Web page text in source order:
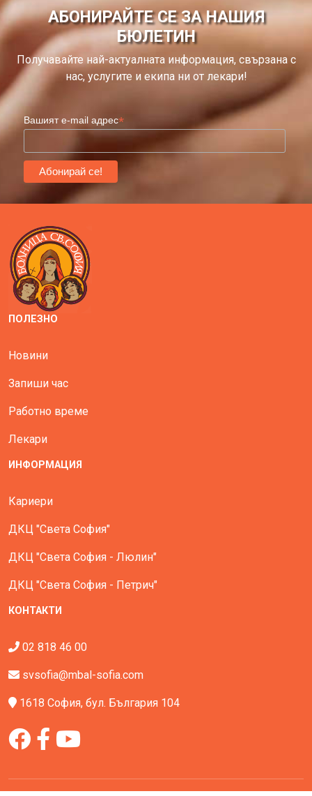
АБОНИРАЙТЕ СЕ ЗА НАШИЯ
БЮЛЕТИН
Получавайте най-актуалната информация, свързана с
нас, услугите и екипа ни от лекари!
Вашият e-mail адрес*
ПОЛЕЗНО
Новини
Запиши час
Работно време
Лекари
ИНФОРМАЦИЯ
Кариери
ДКЦ "Света София"
ДКЦ "Света София - Люлин"
ДКЦ "Света София - Петрич"
КОНТАКТИ
02 818 46 00
svsofia@mbal-sofia.com
1618 София, бул. България 104